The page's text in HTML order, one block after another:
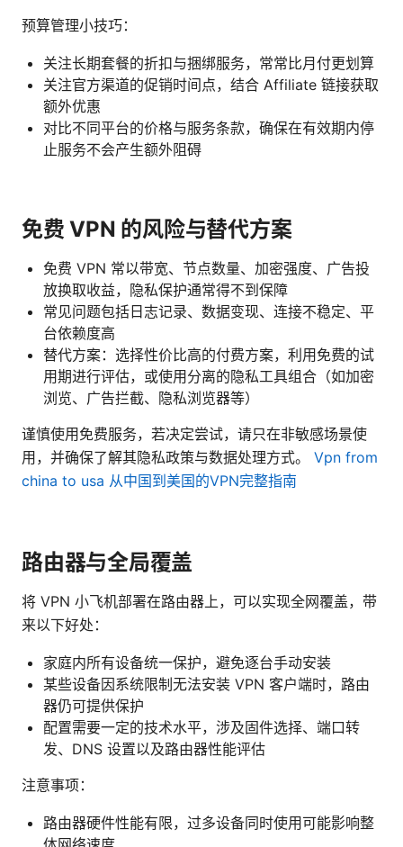
预算管理小技巧：
关注长期套餐的折扣与捆绑服务，常常比月付更划算
关注官方渠道的促销时间点，结合 Affiliate 链接获取
额外优惠
对比不同平台的价格与服务条款，确保在有效期内停
止服务不会产生额外阻碍
免费 VPN 的风险与替代方案
免费 VPN 常以带宽、节点数量、加密强度、广告投
放换取收益，隐私保护通常得不到保障
常见问题包括日志记录、数据变现、连接不稳定、平
台依赖度高
替代方案：选择性价比高的付费方案，利用免费的试
用期进行评估，或使用分离的隐私工具组合（如加密
浏览、广告拦截、隐私浏览器等）
谨慎使用免费服务，若决定尝试，请只在非敏感场景使
用，并确保了解其隐私政策与数据处理方式。 Vpn from
china to usa 从中国到美国的VPN完整指南
路由器与全局覆盖
将 VPN 小飞机部署在路由器上，可以实现全网覆盖，带
来以下好处：
家庭内所有设备统一保护，避免逐台手动安装
某些设备因系统限制无法安装 VPN 客户端时，路由
器仍可提供保护
配置需要一定的技术水平，涉及固件选择、端口转
发、DNS 设置以及路由器性能评估
注意事项：
路由器硬件性能有限，过多设备同时使用可能影响整